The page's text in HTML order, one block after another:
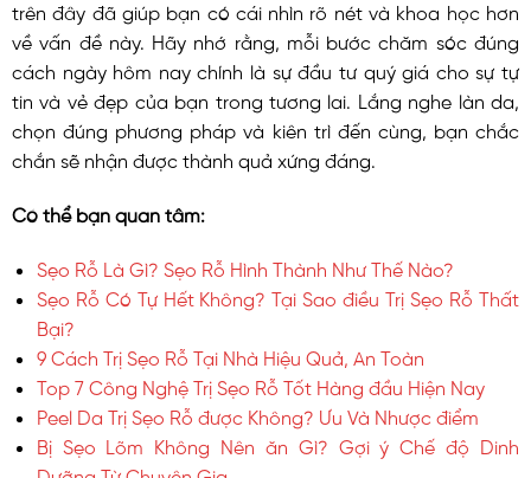
trên đây đã giúp bạn có cái nhìn rõ nét và khoa học hơn
về vấn đề này. Hãy nhớ rằng, mỗi bước chăm sóc đúng
cách ngày hôm nay chính là sự đầu tư quý giá cho sự tự
tin và vẻ đẹp của bạn trong tương lai. Lắng nghe làn da,
chọn đúng phương pháp và kiên trì đến cùng, bạn chắc
chắn sẽ nhận được thành quả xứng đáng.
Có thể bạn quan tâm:
Sẹo Rỗ Là Gì? Sẹo Rỗ Hình Thành Như Thế Nào?
Sẹo Rỗ Có Tự Hết Không? Tại Sao điều Trị Sẹo Rỗ Thất
Bại?
9 Cách Trị Sẹo Rỗ Tại Nhà Hiệu Quả, An Toàn
Top 7 Công Nghệ Trị Sẹo Rỗ Tốt Hàng đầu Hiện Nay
Peel Da Trị Sẹo Rỗ được Không? Ưu Và Nhược điểm
Bị Sẹo Lõm Không Nên ăn Gì? Gợi ý Chế độ Dinh
Dưỡng Từ Chuyên Gia